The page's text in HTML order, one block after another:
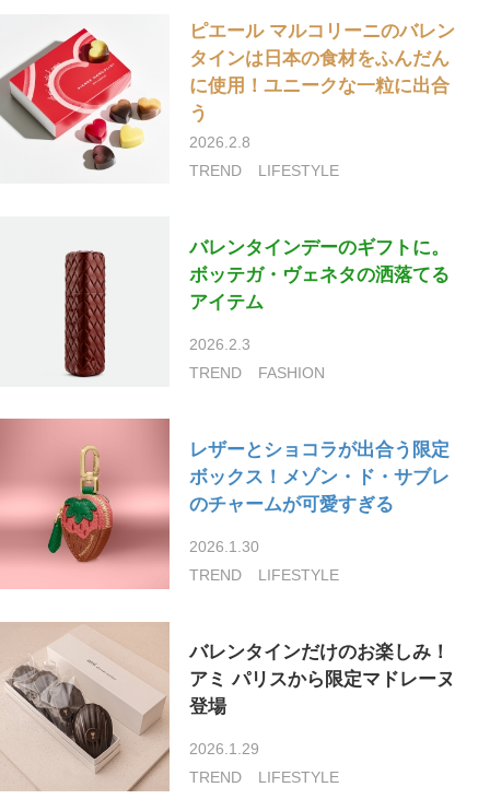
ピエール マルコリーニのバレン
タインは日本の食材をふんだん
に使用！ユニークな一粒に出合
う
2026.2.8
TREND
LIFESTYLE
バレンタインデーのギフトに。
ボッテガ・ヴェネタの洒落てる
アイテム
2026.2.3
TREND
FASHION
レザーとショコラが出合う限定
ボックス！メゾン・ド・サブレ
のチャームが可愛すぎる
2026.1.30
TREND
LIFESTYLE
バレンタインだけのお楽しみ！
アミ パリスから限定マドレーヌ
登場
2026.1.29
TREND
LIFESTYLE